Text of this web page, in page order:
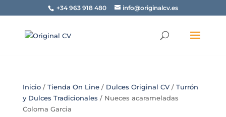
+34 963 918 480 info@originalcv.es
Inicio/ Tienda On Line/ Dulces Original CV/ Turrón
y Dulces Tradicionales / Nueces acarameladas
Coloma Garcia